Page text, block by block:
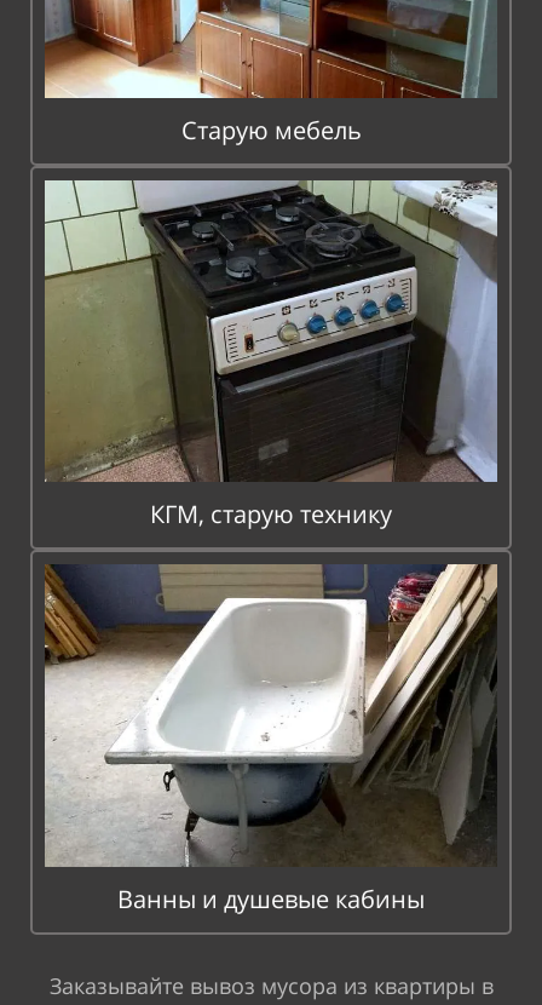
Старую мебель
КГМ, старую технику
Ванны и душевые кабины
Заказывайте вывоз мусора из квартиры в